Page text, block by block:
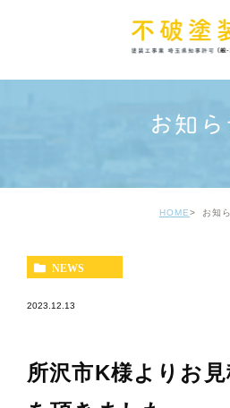
お知ら
HOME お知
NEWS
2023.12.13
所沢市K様よりお